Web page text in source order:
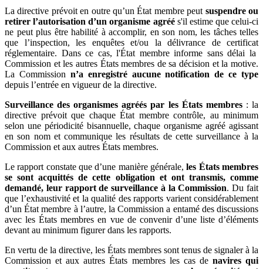
La directive prévoit en outre qu’un État membre peut suspendre ou
retirer l’autorisation d’un organisme agréés'il estime que celui-ci
ne peut plus être habilité à accomplir, en son nom, les tâches telles
que l’inspection, les enquêtes et/ou la délivrance de certificat
réglementaire. Dans ce cas, l'État membre informe sans délai la
Commission et les autres États membres de sa décision et la motive.
La Commission n’a enregistré aucune notification de ce type
depuis l’entrée en vigueur de la directive.
Surveillance des organismes agréés par les États membres: la
directive prévoit que chaque État membre contrôle, au minimum
selon une périodicité bisannuelle, chaque organisme agréé agissant
en son nom et communique les résultats de cette surveillance à la
Commission et aux autres États membres.
Le rapport constate que d’une manière générale,les États membres
se sont acquittés de cette obligation et ont transmis, comme
demandé, leur rapport de surveillance à la Commission. Du fait
que l’exhaustivité et la qualité des rapports varient considérablement
d’un État membre à l’autre, la Commission a entamé des discussions
avec les États membres en vue de convenir d’une liste d’éléments
devant au minimum figurer dans les rapports.
En vertu de la directive, les États membres sont tenus de signaler à la
Commission et aux autres États membres les cas de navires qui